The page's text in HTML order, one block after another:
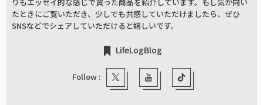
たときにご覧いただき、少しでも共感していただけましたら、ぜひ
SNSなどでシェアしていただけると嬉しいです。
LifeLogBlog
Follow :